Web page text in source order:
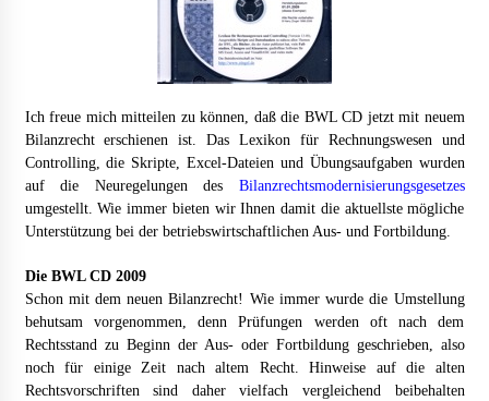
Aluminium schweissen – worauf es bei Geräten und
Verfahren ankommt
1 Monat ago
Verwaltung Sondereigentum: Aufgaben, Vorteile und
wichtige Unterschiede zur WEG-Verwaltung
2 Monaten ago
Professionelle Plastikkarten – der erste Eindruck, der lange
den Einkauf transformieren
Ich freue mich mitteilen zu können, daß die BWL CD jetzt mit neuem
Bilanzrecht erschienen ist. Das Lexikon für Rechnungswesen und
Controlling, die Skripte, Excel-Dateien und Übungsaufgaben wurden
auf die Neuregelungen des Bilanzrechtsmodernisierungsgesetzes
umgestellt. Wie immer bieten wir Ihnen damit die aktuellste mögliche
Unterstützung bei der betriebswirtschaftlichen Aus- und Fortbildung.
Die BWL CD 2009
Schon mit dem neuen Bilanzrecht! Wie immer wurde die Umstellung
behutsam vorgenommen, denn Prüfungen werden oft nach dem
Rechtsstand zu Beginn der Aus- oder Fortbildung geschrieben, also
noch für einige Zeit nach altem Recht. Hinweise auf die alten
Rechtsvorschriften sind daher vielfach vergleichend beibehalten